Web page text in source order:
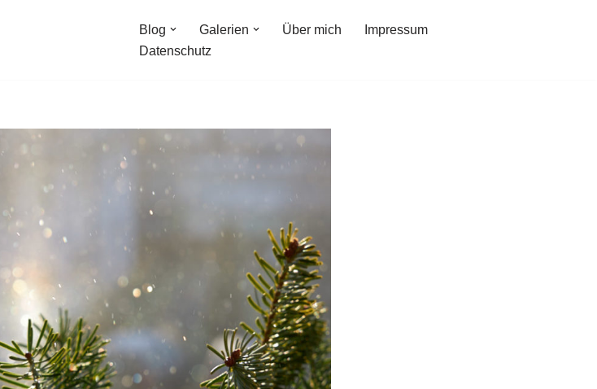
Blog Galerien Über mich
Impressum
Datenschutz